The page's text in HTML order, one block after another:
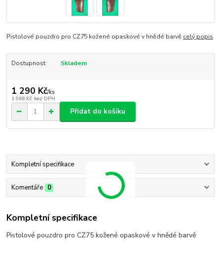
Pistolové pouzdro pro CZ75 kožené opaskové v hnědé barvě celý popis
Dostupnost Skladem
1 290 Kč/ks
1 066 Kč bez DPH
Přidat do košíku
Kompletní specifikace
Komentáře 0
Kompletní specifikace
Pistolové pouzdro pro CZ75 kožené opaskové v hnědé barvě